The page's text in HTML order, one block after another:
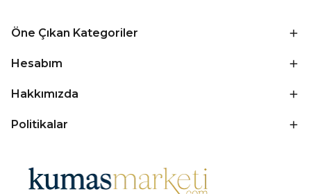
Öne Çıkan Kategoriler
Hesabım
Hakkımızda
Politikalar